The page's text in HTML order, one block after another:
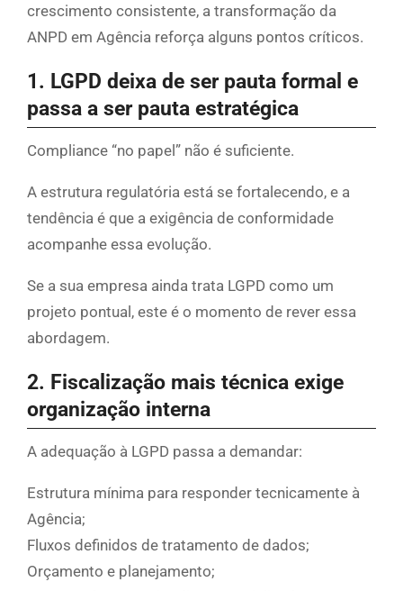
crescimento consistente, a transformação da
ANPD em Agência reforça alguns pontos críticos.
1. LGPD deixa de ser pauta formal e
passa a ser pauta estratégica
Compliance “no papel” não é suficiente.
A estrutura regulatória está se fortalecendo, e a
tendência é que a exigência de conformidade
acompanhe essa evolução.
Se a sua empresa ainda trata LGPD como um
projeto pontual, este é o momento de rever essa
abordagem.
2. Fiscalização mais técnica exige
organização interna
A adequação à LGPD passa a demandar:
Estrutura mínima para responder tecnicamente à
Agência;
Fluxos definidos de tratamento de dados;
Orçamento e planejamento;